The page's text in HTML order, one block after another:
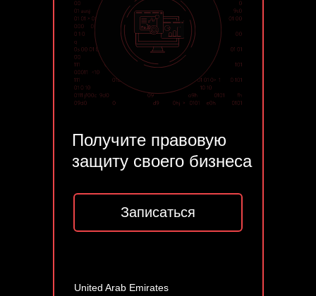
Получите правовую
защиту своего бизнеса
Записаться
United Arab Emirates